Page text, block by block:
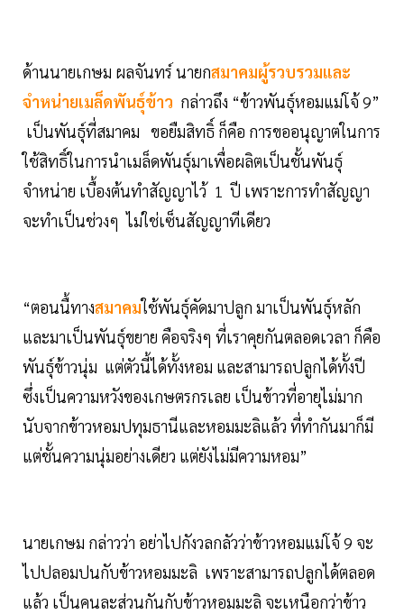
ด้านนายเกษม ผลจันทร์ นายกสมาคมผู้รวบรวมและ
จำหน่ายเมล็ดพันธุ์ข้าว กล่าวถึง “ข้าวพันธุ์หอมแม่โจ้ 9”
เป็นพันธุ์ที่สมาคม ขอยืมสิทธิ์ ก็คือ การขออนุญาตในการ
ใช้สิทธิ์ในการนำเมล็ดพันธุ์มาเพื่อผลิตเป็นชั้นพันธุ์
จำหน่าย เบื้องต้นทำสัญญาไว้ 1 ปี เพราะการทำสัญญา
จะทำเป็นช่วงๆ ไม่ใช่เซ็นสัญญาทีเดียว
“ตอนนื้ทางสมาคมใช้พันธุ์คัดมาปลูก มาเป็นพันธุ์หลัก
และมาเป็นพันธุ์ขยาย คือจริงๆ ที่เราคุยกันตลอดเวลา ก็คือ
พันธุ์ข้าวนุ่ม แต่ตัวนี้ได้ทั้งหอม และสามารถปลูกได้ทั้งปี
ซึ่งเป็นความหวังของเกษตรกรเลย เป็นข้าวที่อายุไม่มาก
นับจากข้าวหอมปทุมธานีและหอมมะลิแล้ว ที่ทำกันมาก็มี
แต่ชั้นความนุ่มอย่างเดียว แต่ยังไม่มีความหอม”
นายเกษม กล่าวว่า อย่าไปกังวลกลัวว่าข้าวหอมแม่โจ้ 9 จะ
ไปปลอมปนกับข้าวหอมมะลิ เพราะสามารถปลูกได้ตลอด
แล้ว เป็นคนละส่วนกันกับข้าวหอมมะลิ จะเหนือกว่าข้าว